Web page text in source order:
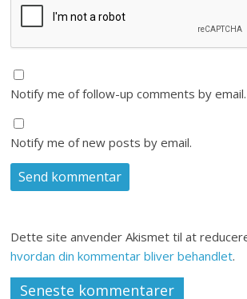
Notify me of follow-up comments by email.
Notify me of new posts by email.
Dette site anvender Akismet til at
hvordan din kommentar bliver behandlet.
Seneste kommentarer